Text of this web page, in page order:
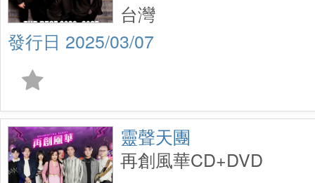
2025/03/07
台灣
靈聲天團
再創風華CD+DVD